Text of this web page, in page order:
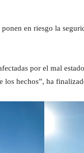
en riesgo la
por el mal
los hechos”, ha